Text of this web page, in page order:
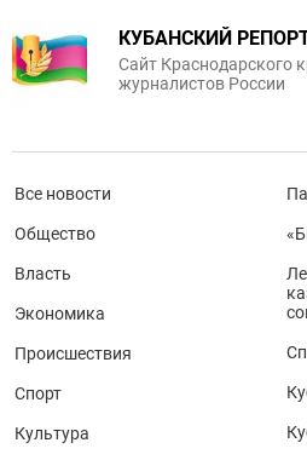
КУБАНСКИЙ
Сайт Краснодарского
журналистов России
Все новости
Общество
Власть
Экономика
Происшествия
Спорт
Культура